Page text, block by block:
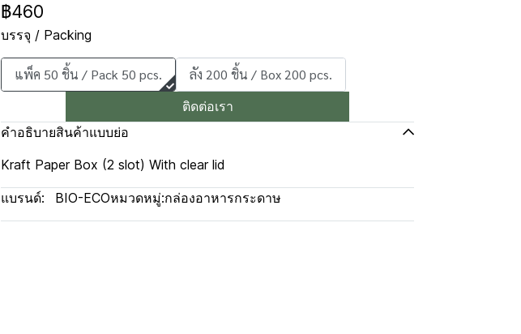
฿460
บรรจุ / Packing
แพ็ค 50 ชิ้น / Pack 50 pcs. ลัง 200 ชิ้น / Box 200 pcs.
ติดต่อเรา
คำอธิบายสินค้าแบบย่อ
Kraft Paper Box (2 slot) With clear lid
แบรนด์: BIO-ECOหมวดหมู่:กล่องอาหารกระดาษ